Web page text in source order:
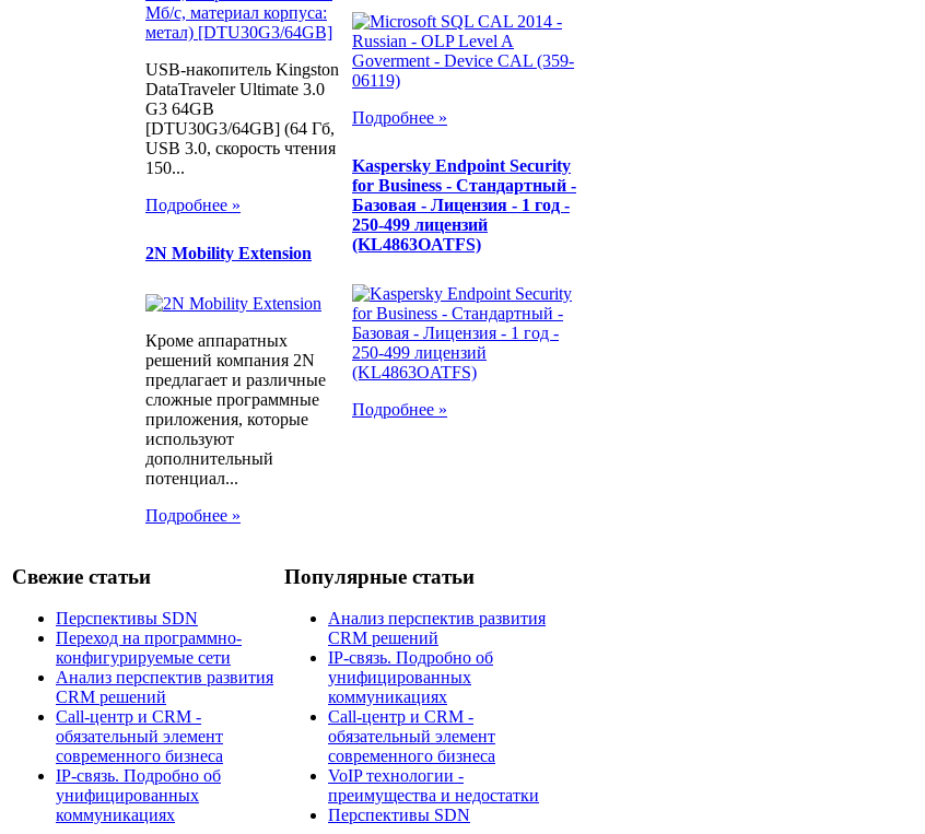
USB-накопитель Kingston
DataTraveler Ultimate 3.0
G3 64GB
[DTU30G3/64GB] (64 Гб,
USB 3.0, скорость чтения
150...
Подробнее »
2N Mobility Extension
Кроме аппаратных
решений компания 2N
предлагает и различные
сложные программные
приложения, которые
используют
дополнительный
потенциал...
Подробнее »
Подробнее »
Kaspersky Endpoint Security
for Business - Стандартный -
Базовая - Лицензия - 1 год -
250-499 лицензий
(KL4863OATFS)
Подробнее »
Свежие статьи
Перспективы SDN
Переход на программно-
конфигурируемые сети
Анализ перспектив развития
CRM решений
Call-центр и CRM -
обязательный элемент
современного бизнеса
IP-связь. Подробно об
унифицированных
коммуникациях
Популярные статьи
Анализ перспектив развития
CRM решений
IP-связь. Подробно об
унифицированных
коммуникациях
Call-центр и CRM -
обязательный элемент
современного бизнеса
​VoIP технологии -
преимущества и недостатки
Перспективы SDN